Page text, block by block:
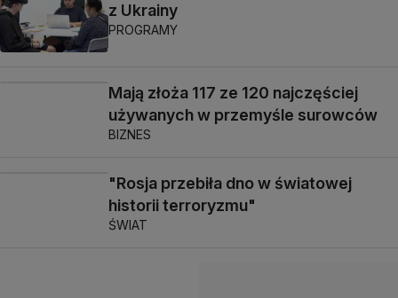
z Ukrainy
PROGRAMY
Mają złoża 117 ze 120 najczęściej
używanych w przemyśle surowców
BIZNES
"Rosja przebiła dno w światowej
historii terroryzmu"
ŚWIAT